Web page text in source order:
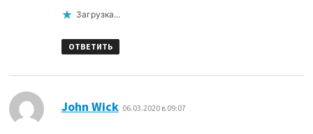
Загрузка...
ОТВЕТИТЬ
John Wick: 06.03.2020 в 09:07